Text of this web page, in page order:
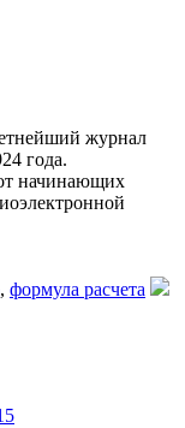
журнал
года.
начинающих
, формула расчета